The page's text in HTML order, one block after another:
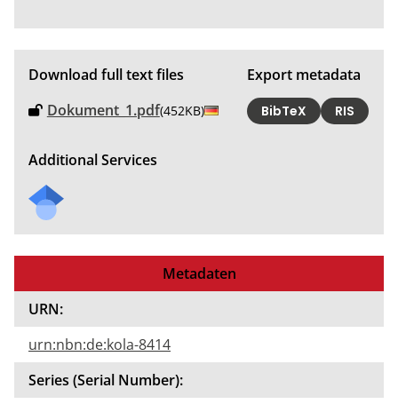
Download full text files
Dokument_1.pdf(452KB)
Export metadata
BibTeX RIS
Additional Services
Metadaten
URN:
urn:nbn:de:kola-8414
Series (Serial Number):